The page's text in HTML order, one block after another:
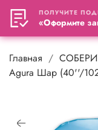
Главная
Agura Шар (40''/
«Оформите